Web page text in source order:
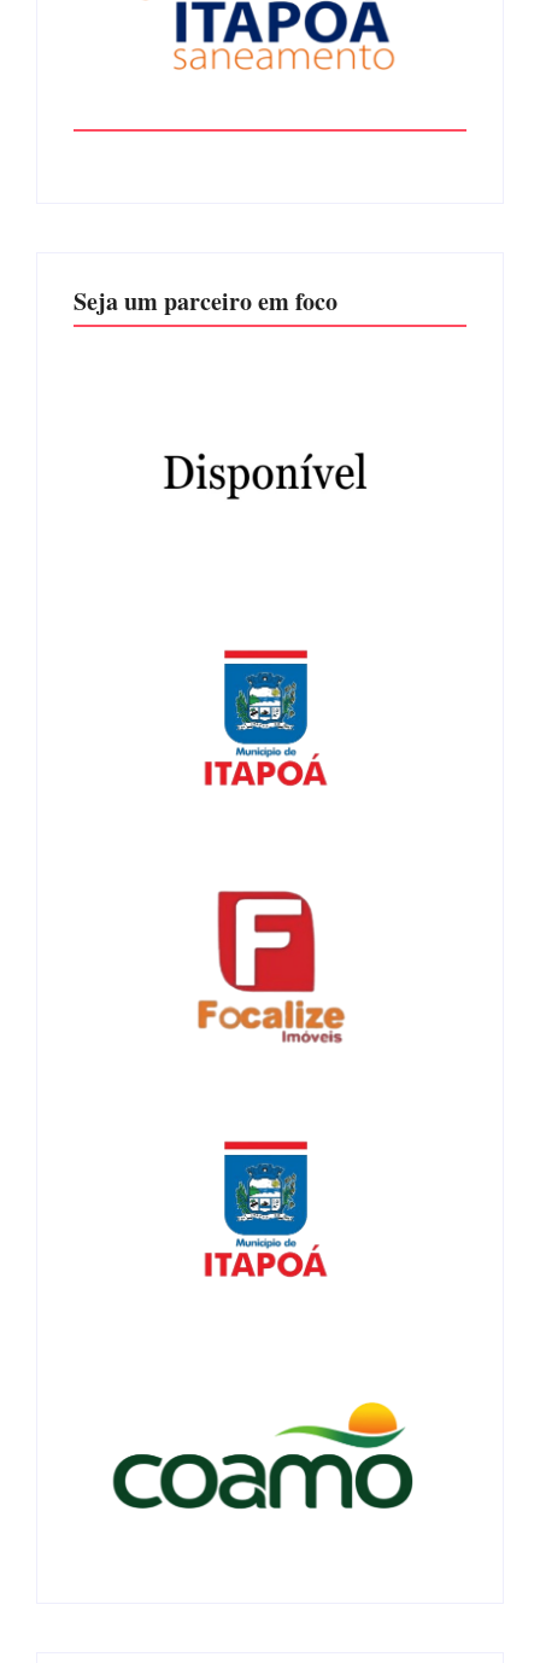
Seja um parceiro em foco